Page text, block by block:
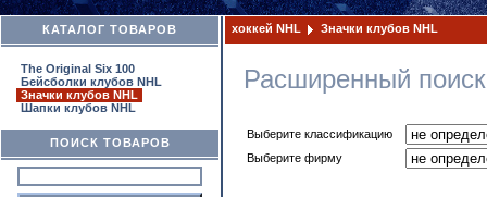
КАТАЛОГ ТОВАРОВ
The Original Six 100
Бейсболки клубов NHL
Значки клубов NHL
Шапки клубов NHL
ПОИСК ТОВАРОВ
хоккей NHL Значки клубов NHL
Расширенный поиск
Выберите классификацию
Выберите фирму